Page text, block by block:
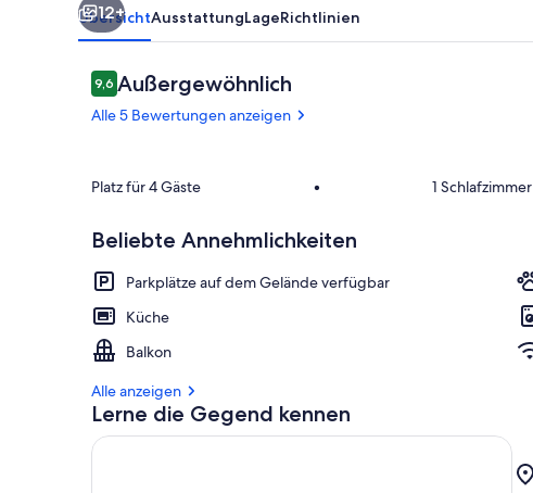
Innenbereich
12+
ÜbersichtAusstattungLageRichtlinien
Bewertungen
9,69,6 von 10.
Außergewöhnlich
Alle 5 Bewertungen anzeigen
Platz für 4 Gäste • 1 Schlafzimmer
Beliebte Annehmlichkeiten
Parkplätze auf dem Gelände verfügbar
Küche
Balkon
Alle anzeigen
Lerne die Gegend kennen